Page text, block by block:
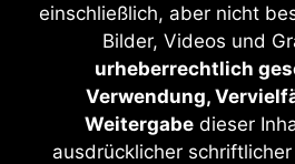
einschließlich, aber nicht
Bilder, Videos und
urheberrechtlich
Verwendung,
Weitergabedieser
ausdrücklicher